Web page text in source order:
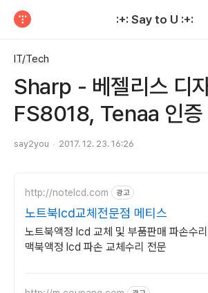
:+: Say to U :+:
IT/Tech
Sharp - 베젤리스 디
FS8018, Tenaa 인증
say2you 2017. 12. 23. 16:26
http://notelcd.com 광고
노트북lcd교체전문점 메티스
노트북액정 lcd 교체 및 부품판매 파손수
맥북액정 lcd 파손 교체수리 전문